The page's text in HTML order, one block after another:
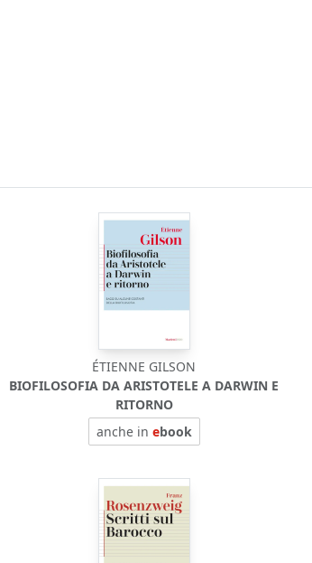
ÉTIENNE GILSON
BIOFILOSOFIA DA ARISTOTELE A DARWIN E
RITORNO
anche in ebook